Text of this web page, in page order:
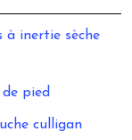
à inertie sèche
pied
culligan